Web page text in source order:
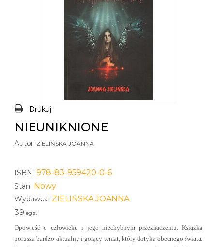
Drukuj
NIEUNIKNIONE
Autor: ZIELIŃSKA JOANNA
ISBN 978-83-959420-0-6
Stan Nowy
Wydawca ZIELIŃSKA JOANNA
39 egz.
Opowieść o człowieku i jego niechybnym przeznaczeniu. Książka
porusza bardzo aktualny i gorący temat, który dotyka obecnego świata.